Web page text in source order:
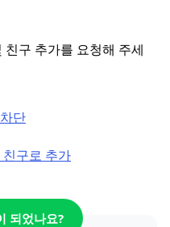
구 추가를 요청해 주세
단
구로 추가
되었나요?